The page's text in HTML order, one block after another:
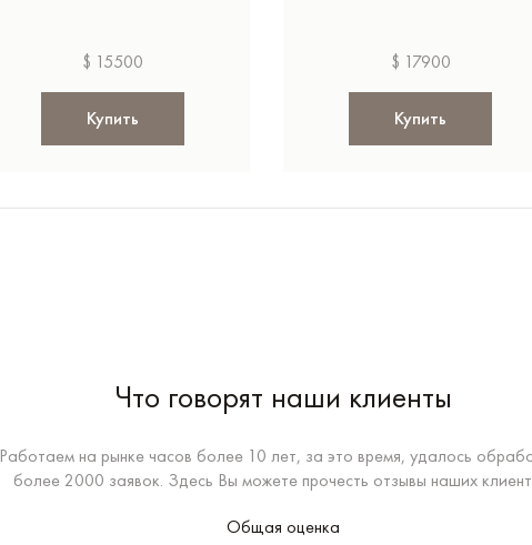
$ 15500
Купить
$ 17900
Купить
Что говорят наши клиенты
Работаем на рынке часов более 10 лет, за это время, удалось
более 2000 заявок. Здесь Вы можете прочесть отзывы наших
Общая оценка